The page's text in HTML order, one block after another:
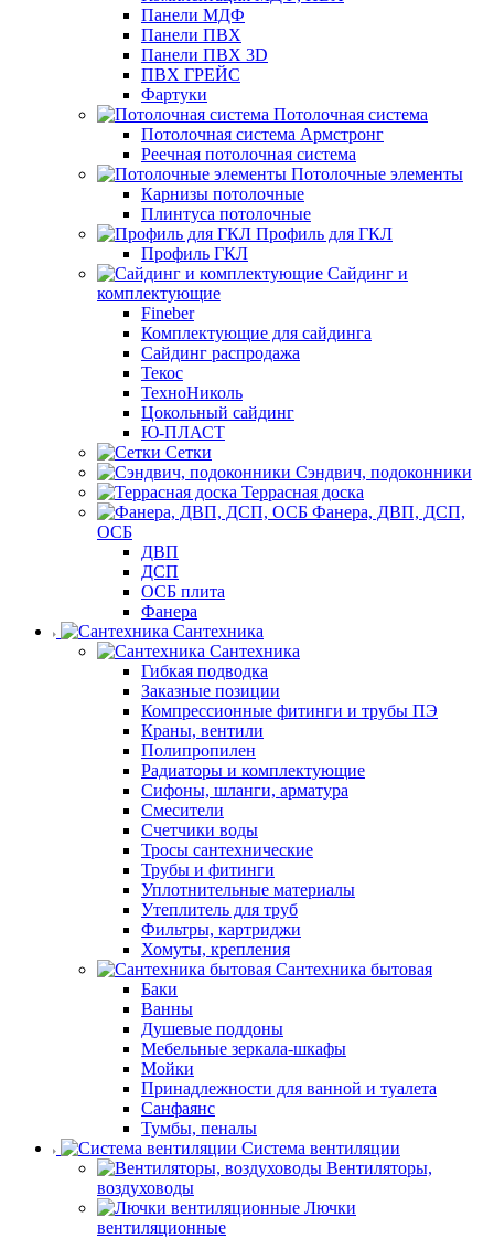
Панели МДФ
Панели ПВХ
Панели ПВХ 3D
ПВХ ГРЕЙС
Фартуки
Потолочная система
Потолочная система Армстронг
Реечная потолочная система
Потолочные элементы
Карнизы потолочные
Плинтуса потолочные
Профиль для ГКЛ
Профиль ГКЛ
Сайдинг и
комплектующие
Fineber
Комплектующие для сайдинга
Сайдинг распродажа
Текос
ТехноНиколь
Цокольный сайдинг
Ю-ПЛАСТ
Сетки
Сэндвич, подоконники
Террасная доска
Фанера, ДВП, ДСП,
ОСБ
ДВП
ДСП
ОСБ плита
Фанера
Сантехника
Сантехника
Гибкая подводка
Заказные позиции
Компрессионные фитинги и трубы ПЭ
Краны, вентили
Полипропилен
Радиаторы и комплектующие
Сифоны, шланги, арматура
Смесители
Счетчики воды
Тросы сантехнические
Трубы и фитинги
Уплотнительные материалы
Утеплитель для труб
Фильтры, картриджи
Хомуты, крепления
Сантехника бытовая
Баки
Ванны
Душевые поддоны
Мебельные зеркала-шкафы
Мойки
Принадлежности для ванной и туалета
Санфаянс
Тумбы, пеналы
Система вентиляции
Вентиляторы,
воздуховоды
Лючки
вентиляционные